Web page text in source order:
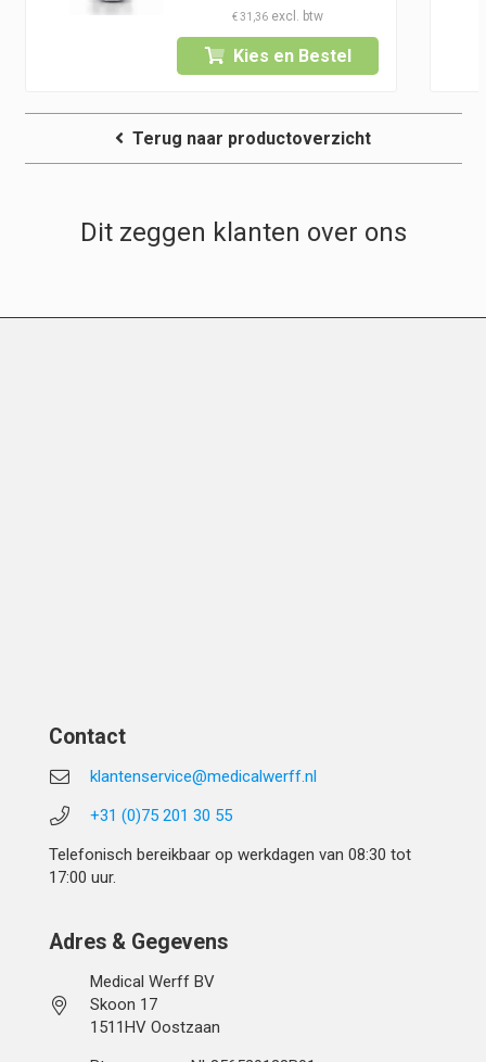
€31,36
Kies en Bestel
Terug naar productoverzicht
Dit zeggen klanten over ons
Contact
klantenservice@medicalwerff.nl
+31 (0)75 201 30 55
Telefonisch bereikbaar op werkdagen van 08:30 tot
17:00 uur.
Adres & Gegevens
Medical Werff BV
Skoon 17
1511HV Oostzaan